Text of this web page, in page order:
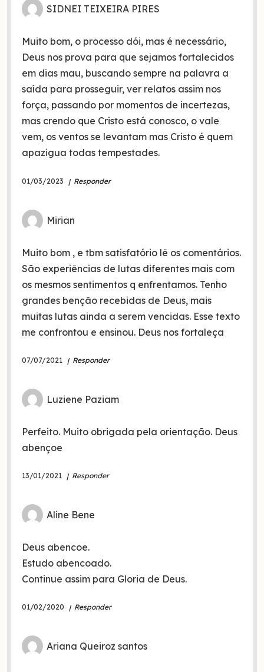
SIDNEI TEIXEIRA PIRES
Muito bom, o processo dói, mas é necessário,
Deus nos prova para que sejamos fortalecidos
em dias mau, buscando sempre na palavra a
saída para prosseguir, ver relatos assim nos
força, passando por momentos de incertezas,
mas crendo que Cristo está conosco, o vale
vem, os ventos se levantam mas Cristo é quem
apazigua todas tempestades.
01/03/2023 Responder
Mirian
Muito bom , e tbm satisfatório lê os comentários.
São experiências de lutas diferentes mais com
os mesmos sentimentos q enfrentamos. Tenho
grandes benção recebidas de Deus, mais
muitas lutas ainda a serem vencidas. Esse texto
me confrontou e ensinou. Deus nos fortaleça
07/07/2021 Responder
Luziene Paziam
Perfeito. Muito obrigada pela orientação. Deus
abençoe
13/01/2021 Responder
Aline Bene
Deus abencoe.
Estudo abencoado.
Continue assim para Gloria de Deus.
01/02/2020 Responder
Ariana Queiroz santos